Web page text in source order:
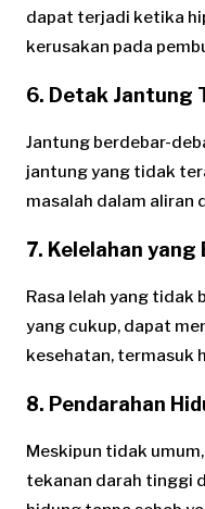
dapat terjadi ketika
kerusakan pada
6. Detak Jantung
Jantung berdebar-
jantung yang tidak
masalah dalam aliran
7. Kelelahan yang
Rasa lelah yang tidak
yang cukup, dapat
kesehatan, termasuk
8. Pendarahan
Meskipun tidak
tekanan darah tinggi